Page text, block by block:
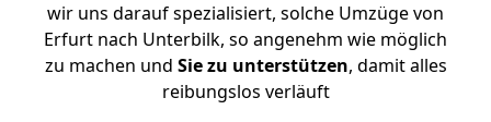
wir uns darauf spezialisiert, solche Umzüge von
Erfurt nach Unterbilk, so angenehm wie möglich
zu machen und Sie zu unterstützen, damit alles
reibungslos verläuft